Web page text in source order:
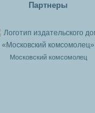
Партнеры
Московский комсомолец